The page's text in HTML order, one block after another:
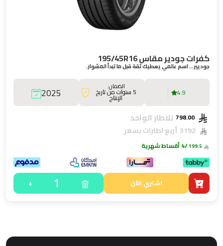
كفرات جودير مقاس 195/45R16
جوديير… اسم عالمي يعطيك ثقة قبل ما تبدأ المشوار.
4.9
الضمان:
5 سنوات من تاريخ
الإنتاج 2025
للاطار الواحد
أربع اطارات بسعر
/4 أقساط شهرية
اشتري الآن 1
+